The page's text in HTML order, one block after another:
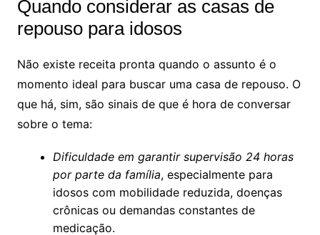
Quando considerar as casas de
repouso para idosos
Não existe receita pronta quando o assunto é o
momento ideal para buscar uma casa de repouso. O
que há, sim, são sinais de que é hora de conversar
sobre o tema:
Dificuldade em garantir supervisão 24 horas
por parte da família, especialmente para
idosos com mobilidade reduzida, doenças
crônicas ou demandas constantes de
medicação.